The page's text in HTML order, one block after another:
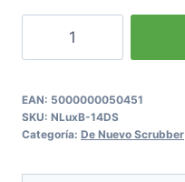
Scrub
cantidad
EAN: 5000000050451
SKU: NLuxB-14DS
Categoría: De Nuevo Scrubber